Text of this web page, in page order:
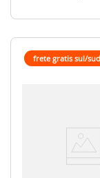
frete gratis sul/